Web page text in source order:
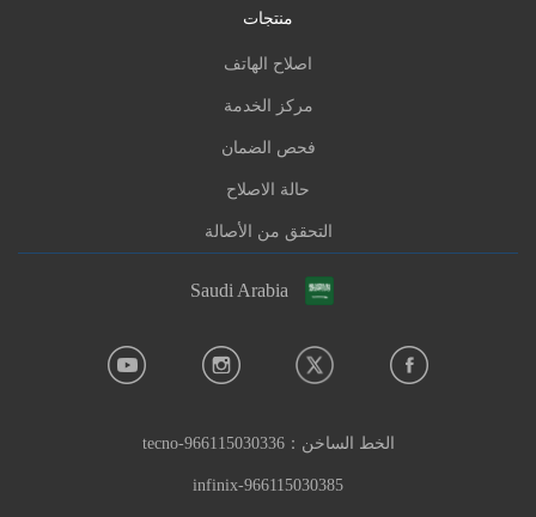
منتجات
اصلاح الهاتف
مركز الخدمة
فحص الضمان
حالة الاصلاح
التحقق من الأصالة
Saudi Arabia
الخط الساخن：966115030336-tecno
966115030385-infinix